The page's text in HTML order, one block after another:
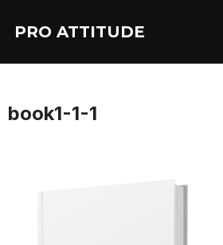
PRO ATTITUDE
book1-1-1